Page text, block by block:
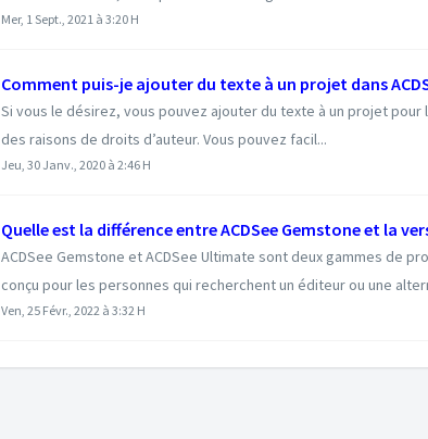
Mer, 1 Sept., 2021 à 3:20 H
Comment puis-je ajouter du texte à un projet dans
Si vous le désirez, vous pouvez ajouter du texte à un projet
des raisons de droits d’auteur. Vous pouvez facil...
Jeu, 30 Janv., 2020 à 2:46 H
Quelle est la différence entre ACDSee Gemstone et la
ACDSee Gemstone et ACDSee Ultimate sont deux gammes de
conçu pour les personnes qui recherchent un éditeur ou une
Ven, 25 Févr., 2022 à 3:32 H